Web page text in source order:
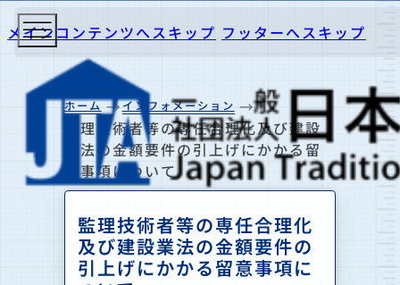
メインコンテンツへスキップ フッターへスキップ
ホーム インフォメーション
監理技術者等の専任合理化及び建設
業法の金額要件の引上げにかかる留
意事項について
監理技術者等の専任合理化
及び建設業法の金額要件の
引上げにかかる留意事項に